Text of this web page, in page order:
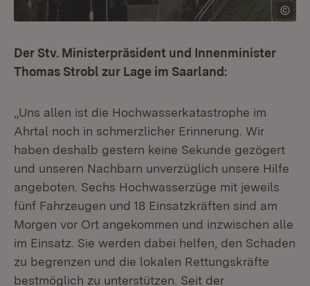
Der Stv. Ministerpräsident und Innenminister
Thomas Strobl zur Lage im Saarland:
„Uns allen ist die Hochwasserkatastrophe im
Ahrtal noch in schmerzlicher Erinnerung. Wir
haben deshalb gestern keine Sekunde gezögert
und unseren Nachbarn unverzüglich unsere Hilfe
angeboten. Sechs Hochwasserzüge mit jeweils
fünf Fahrzeugen und 18 Einsatzkräften sind am
Morgen vor Ort angekommen und inzwischen alle
im Einsatz. Sie werden dabei helfen, den Schaden
zu begrenzen und die lokalen Rettungskräfte
bestmöglich zu unterstützen. Seit der